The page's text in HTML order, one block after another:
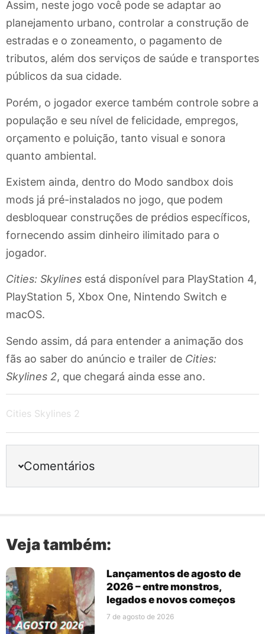
Assim, neste jogo você pode se adaptar ao
planejamento urbano, controlar a construção de
estradas e o zoneamento, o pagamento de
tributos, além dos serviços de saúde e transportes
públicos da sua cidade.
Porém, o jogador exerce também controle sobre a
população e seu nível de felicidade, empregos,
orçamento e poluição, tanto visual e sonora
quanto ambiental.
Existem ainda, dentro do Modo sandbox dois
mods já pré-instalados no jogo, que podem
desbloquear construções de prédios específicos,
fornecendo assim dinheiro ilimitado para o
jogador.
Cities: Skylines está disponível para PlayStation 4,
PlayStation 5, Xbox One, Nintendo Switch e
macOS.
Sendo assim, dá para entender a animação dos
fãs ao saber do anúncio e trailer de Cities:
Skylines 2, que chegará ainda esse ano.
Cities Skylines 2
Comentários
Veja também:
Lançamentos de agosto de
2026 – entre monstros,
legados e novos começos
7 de agosto de 2026